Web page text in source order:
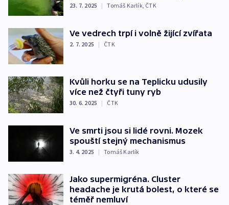
23. 7. 2025 | Tomáš Karlík, ČTK
Ve vedrech trpí i volně žijící zvířata
2. 7. 2025 | ČTK
Kvůli horku se na Teplicku udusily
více než čtyři tuny ryb
30. 6. 2025 | ČTK
Ve smrti jsou si lidé rovni. Mozek
spouští stejný mechanismus
3. 4. 2025 | Tomáš Karlík
Jako supermigréna. Cluster
headache je krutá bolest, o které se
téměř nemluví